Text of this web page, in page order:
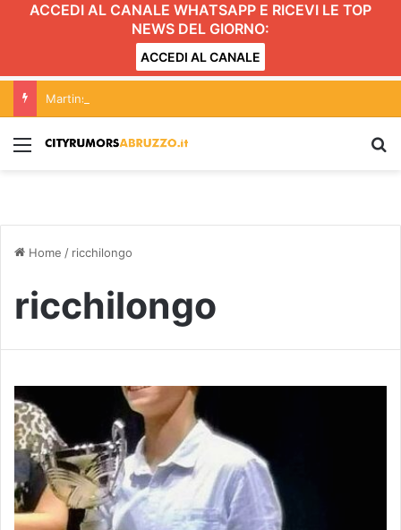
ACCEDI AL CANALE WHATSAPP E RICEVI LE TOP
NEWS DEL GIORNO:
ACCEDI AL CANALE
Menu
Home / ricchilongo
ricchilongo